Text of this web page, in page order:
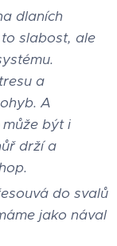
dlaních
slabost, ale
a
A
být i
drží a
do svalů
jako nával